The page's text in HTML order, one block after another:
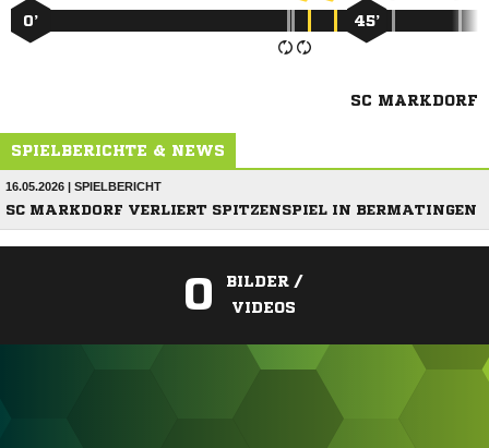
0’ 45’
SC MARKDORF
SPIELBERICHTE & NEWS
16.05.2026 | SPIELBERICHT
SC MARKDORF VERLIERT SPITZENSPIEL IN BERMATINGEN
0
BILDER /
VIDEOS